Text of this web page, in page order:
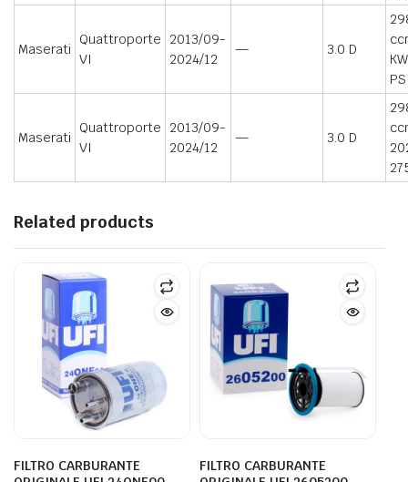
Maserati
Quattroporte
VI
2013/09-
2024/12
— 3.0 D
PS
Maserati
Quattroporte
VI
2013/09-
2024/12
— 3.0 D
Related products
FILTRO CARBURANTE
FILTRO CARBURANTE